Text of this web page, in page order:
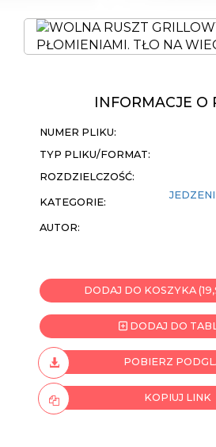
INFORMACJE O
NUMER PLIKU:
TYP PLIKU/FORMAT:
ROZDZIELCZOŚĆ:
KATEGORIE:
AUTOR:
DODAJ DO KOSZYKA
DODAJ DO
POBIERZ
KOPIUJ LINK